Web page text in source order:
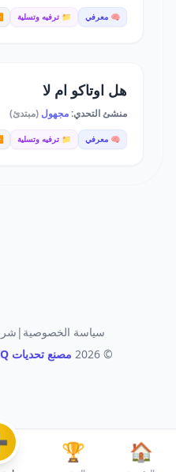
🧠 معرفي 📁 ترفيه وتسلية
هل اوتاكو ام لا
منشئ التحدي:مجهول (مبتدئ)
🧠 معرفي 📁 ترفيه وتسلية
🏠
🏆
سياسة الخصوصية |
© 2026
مصنع تحديات IQ